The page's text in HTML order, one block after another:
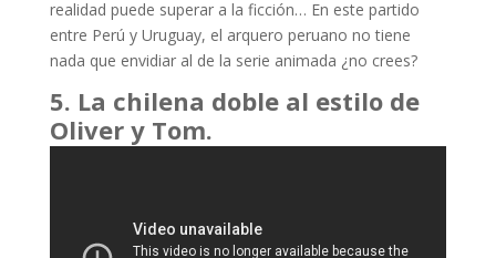
realidad puede superar a la ficción… En este partido
entre Perú y Uruguay, el arquero peruano no tiene
nada que envidiar al de la serie animada ¿no crees?
5. La chilena doble al estilo de
Oliver y Tom.